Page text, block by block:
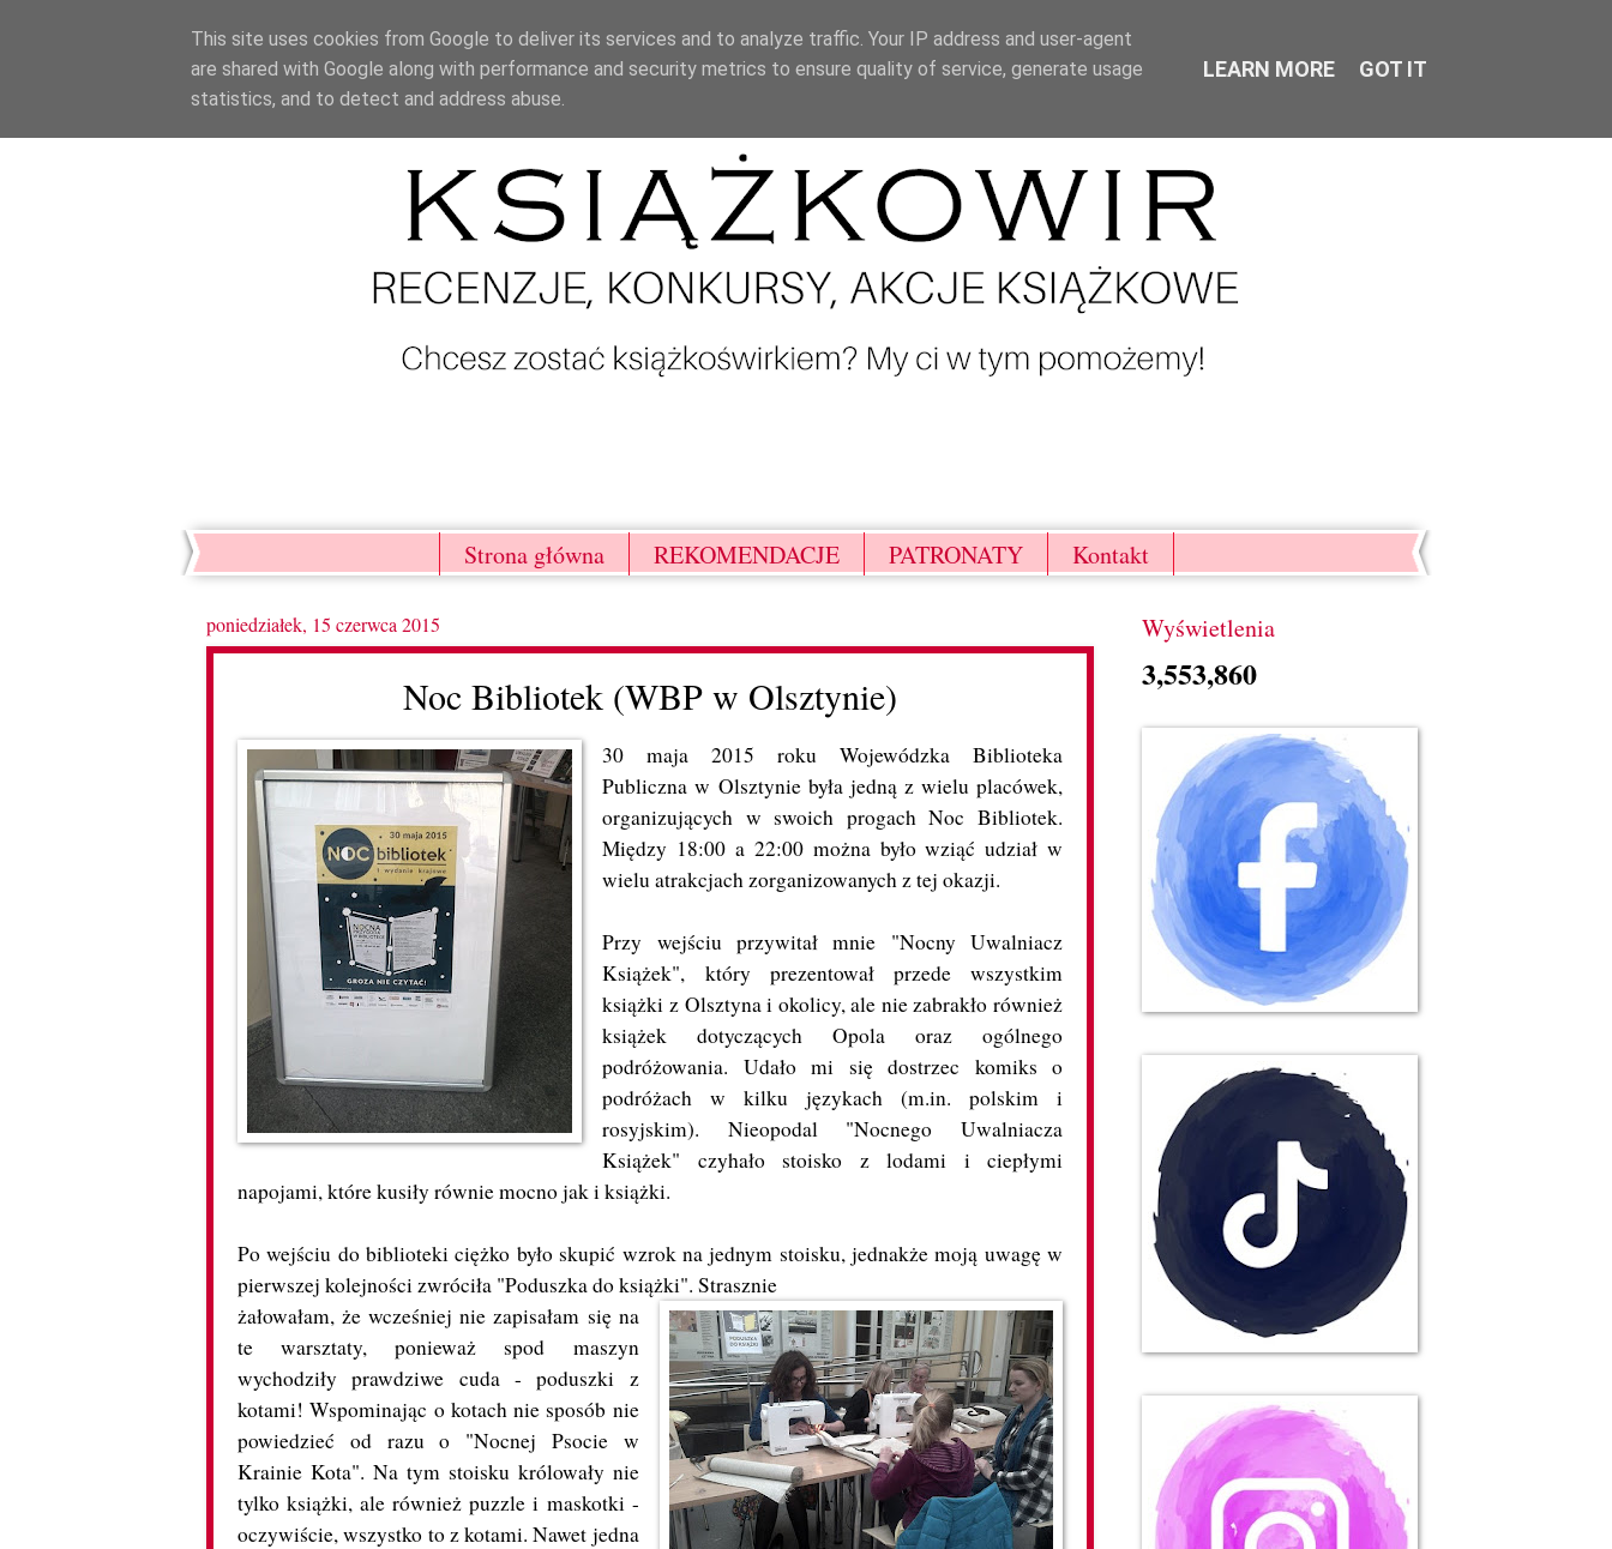
Strona główna REKOMENDACJE PATRONATY Kontakt
poniedziałek, 15 czerwca 2015
Noc Bibliotek (WBP w Olsztynie)
30 maja 2015 roku Wojewódzka Biblioteka
Publiczna w Olsztynie była jedną z wielu placówek,
organizujących w swoich progach Noc Bibliotek.
Między 18:00 a 22:00 można było wziąć udział w
wielu atrakcjach zorganizowanych z tej okazji.
Przy wejściu przywitał mnie "Nocny Uwalniacz
Książek", który prezentował przede wszystkim
książki z Olsztyna i okolicy, ale nie zabrakło również
książek dotyczących Opola oraz ogólnego
podróżowania. Udało mi się dostrzec komiks o
podróżach w kilku językach (m.in. polskim i
rosyjskim). Nieopodal "Nocnego Uwalniacza
Książek" czyhało stoisko z lodami i ciepłymi
napojami, które kusiły równie mocno jak i książki.
Po wejściu do biblioteki ciężko było skupić wzrok na jednym stoisku, jednakże moją uwagę w
pierwszej kolejności zwróciła "Poduszka do książki". Strasznie
żałowałam, że wcześniej nie zapisałam się na
te warsztaty, ponieważ spod maszyn
wychodziły prawdziwe cuda - poduszki z
kotami! Wspominając o kotach nie sposób nie
powiedzieć od razu o "Nocnej Psocie w
Krainie Kota". Na tym stoisku królowały nie
tylko książki, ale również puzzle i maskotki -
oczywiście, wszystko to z kotami. Nawet jedna
Wyświetlenia
3,553,860
This site uses cookies from Google to deliver its services and to analyze traffic. Your IP address and user-agent
are shared with Google along with performance and security metrics to ensure quality of service, generate usage
statistics, and to detect and address abuse.
LEARN MORE GOT IT